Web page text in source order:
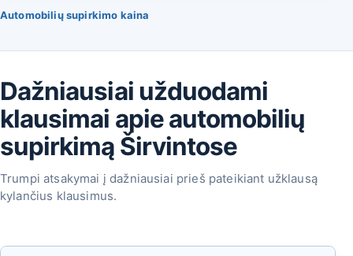
Automobilių supirkimo kaina
Dažniausiai užduodami
klausimai apie automobilių
supirkimą Širvintose
Trumpi atsakymai į dažniausiai prieš pateikiant užklausą
kylančius klausimus.